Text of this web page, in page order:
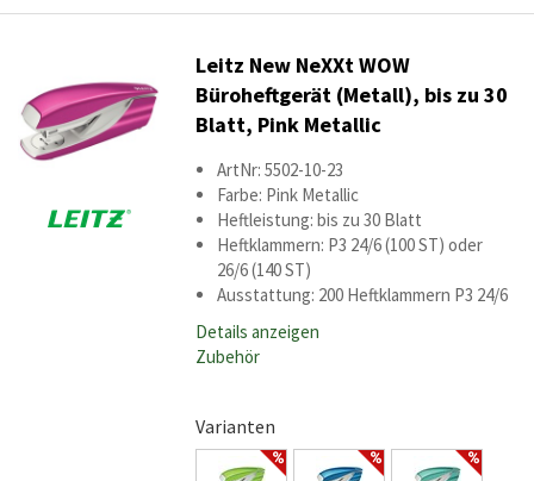
Leitz New NeXXt WOW
Büroheftgerät (Metall), bis zu 30
Blatt, Pink Metallic
ArtNr: 5502-10-23
Farbe: Pink Metallic
Heftleistung: bis zu 30 Blatt
Heftklammern: P3 24/6 (100 ST) oder
26/6 (140 ST)
Ausstattung: 200 Heftklammern P3 24/6
Details anzeigen
Zubehör
Varianten